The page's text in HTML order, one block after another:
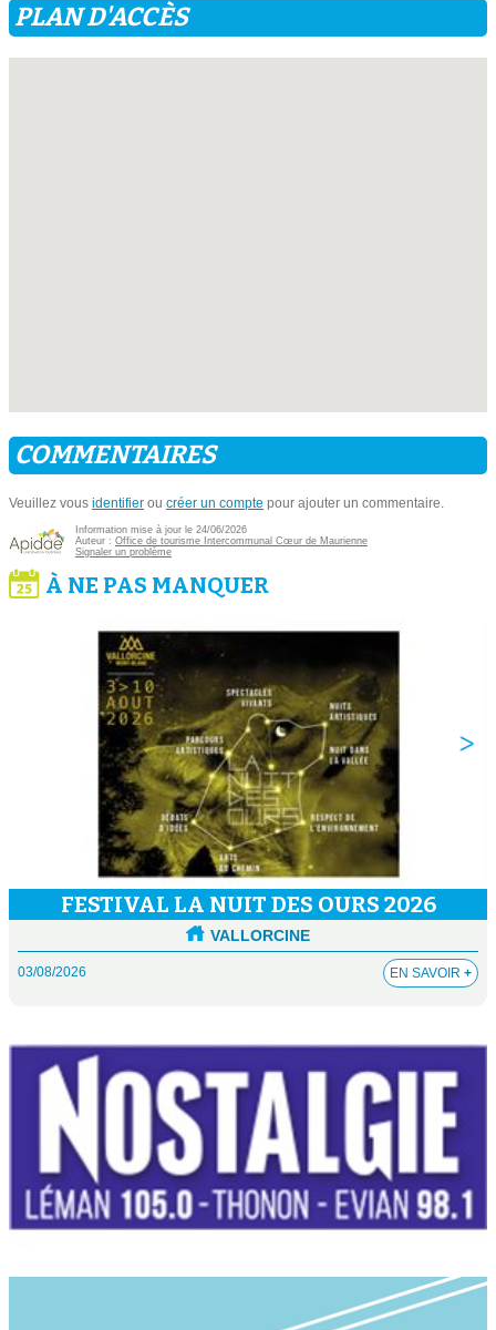
PLAN D'ACCÈS
COMMENTAIRES
Veuillez vous identifier ou créer un compte pour ajouter un commentaire.
Information mise à jour le 24/06/2026
Auteur : Office de tourisme Intercommunal Cœur de Maurienne
Signaler un problème
À NE PAS MANQUER
FESTIVAL LA NUIT DES OURS 2026
VALLORCINE
03/08/2026 EN SAVOIR +